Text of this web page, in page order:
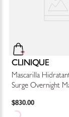
CLINIQUE
Mascarilla
Surge Overnight
$830.00